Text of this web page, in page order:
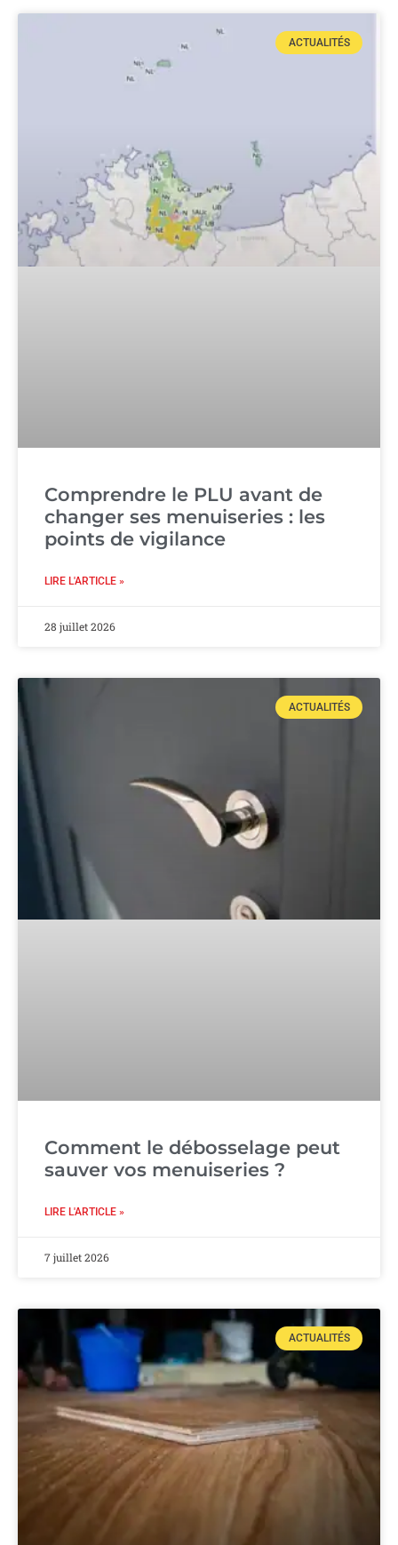
ACTUALITÉS
Comprendre le PLU avant de
changer ses menuiseries : les
points de vigilance
LIRE L'ARTICLE »
28 juillet 2026
ACTUALITÉS
Comment le débosselage peut
sauver vos menuiseries ?
LIRE L'ARTICLE »
7 juillet 2026
ACTUALITÉS